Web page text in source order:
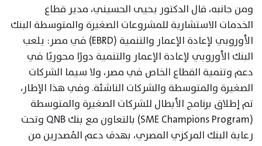
ومن جانبه، قال الدكتور يحيى الحسيني، مدير قطاع
الخدمات الاستشارية للمشروعات الصغيرة والمتوسطة البنك
الأوروبي لإعادة الإعمار والتنمية (EBRD) في مصر: يلعب
البنك الأوروبي لإعادة الإعمار والتنمية دورًا محوريًا في
دعم وتنمية القطاع الخاص في مصر، ولا سيما الشركات
الصغيرة والمتوسطة والشركات الناشئة. وفي هذا الإطار،
تم إطلاق برنامج الأبطال للشركات الصغيرة والمتوسطة
(SME Champions Program) بالتعاون مع بنك QNB وتحت
رعاية البنك المركزي المصري، بهدف دعم المُصدرين من